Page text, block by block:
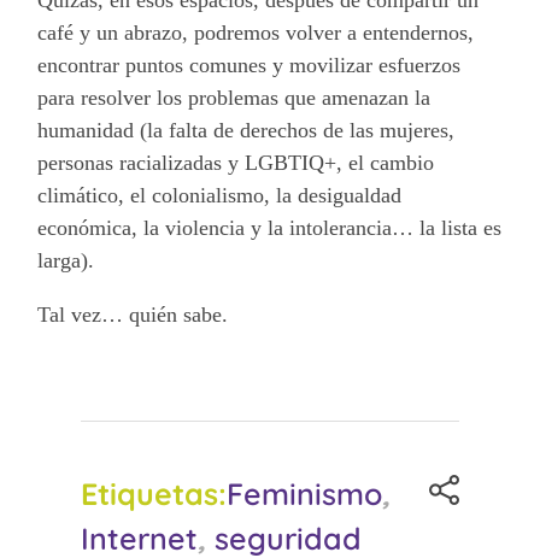
café y un abrazo, podremos volver a entendernos,
encontrar puntos comunes y movilizar esfuerzos
para resolver los problemas que amenazan la
humanidad (la falta de derechos de las mujeres,
personas racializadas y LGBTIQ+, el cambio
climático, el colonialismo, la desigualdad
económica, la violencia y la intolerancia… la lista es
larga).
Tal vez… quién sabe.
Etiquetas:Feminismo,
Internet,seguridad